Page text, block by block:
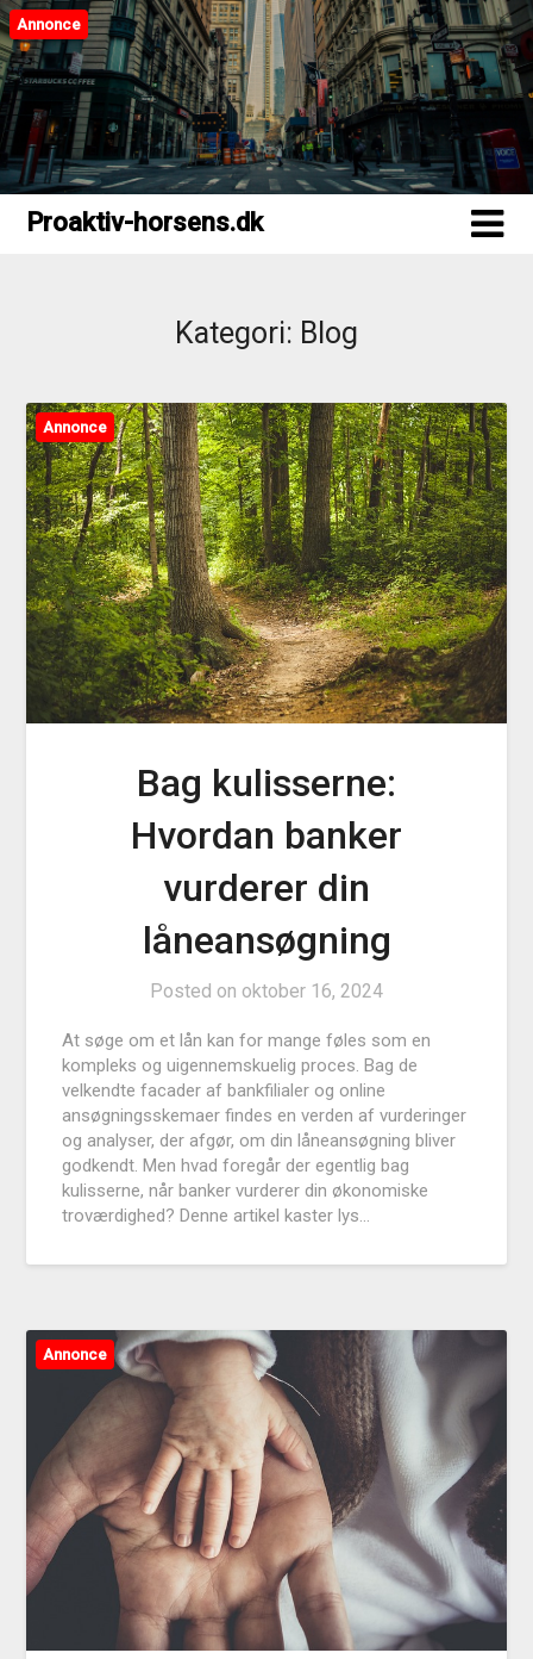
Proaktiv-horsens.dk
Annonce
Proaktiv-horsens.dk
Kategori: Blog
Annonce
Bag kulisserne:
Hvordan banker
vurderer din
låneansøgning
Posted on oktober 16, 2024
At søge om et lån kan for mange føles som en
kompleks og uigennemskuelig proces. Bag de
velkendte facader af bankfilialer og online
ansøgningsskemaer findes en verden af vurderinger
og analyser, der afgør, om din låneansøgning bliver
godkendt. Men hvad foregår der egentlig bag
kulisserne, når banker vurderer din økonomiske
troværdighed? Denne artikel kaster lys…
Annonce